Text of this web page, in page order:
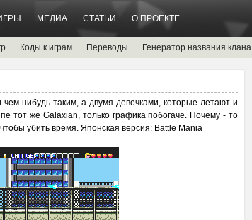
МЕДИА СТАТЬИ О ПРОЕКТЕ
Коды к играм Переводы Генератор названия клана
нибудь таким, а двумя девочками, которые летают и
тот же Galaxian, только графика побогаче. Почему - то
убить время. Японская версия: Battle Mania